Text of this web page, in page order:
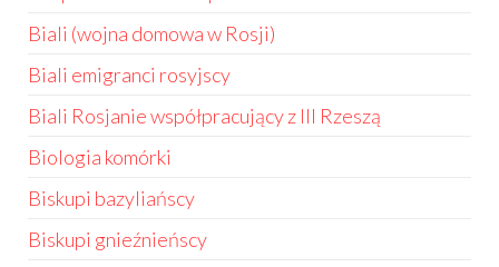
Biali (wojna domowa w Rosji)
Biali emigranci rosyjscy
Biali Rosjanie współpracujący z III Rzeszą
Biologia komórki
Biskupi bazyliańscy
Biskupi gnieźnieńscy